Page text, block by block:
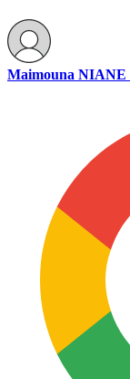
Maimouna NIANE